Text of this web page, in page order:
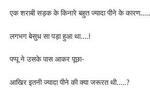
एक शराबी सड़क के किनारे बहुत ज्यादा पीने के कारण…..
लगभग बेसुध सा पड़ा हुआ था….!
पप्पू ने उसके पास आकर पूछा-
आखिर इतनी ज्यादा पीने की क्या जरूरत थी…..?